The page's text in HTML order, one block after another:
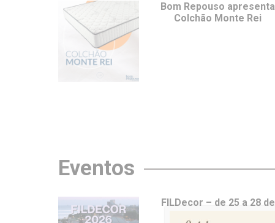
Bom Repouso apresenta
Colchão Monte Rei
Eventos
FILDecor – de 25 a 28 de